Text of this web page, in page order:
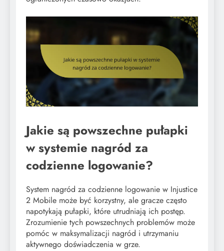
Jakie są powszechne pułapki
w systemie nagród za
codzienne logowanie?
System nagród za codzienne logowanie w Injustice
2 Mobile może być korzystny, ale gracze często
napotykają pułapki, które utrudniają ich postęp.
Zrozumienie tych powszechnych problemów może
pomóc w maksymalizacji nagród i utrzymaniu
aktywnego doświadczenia w grze.